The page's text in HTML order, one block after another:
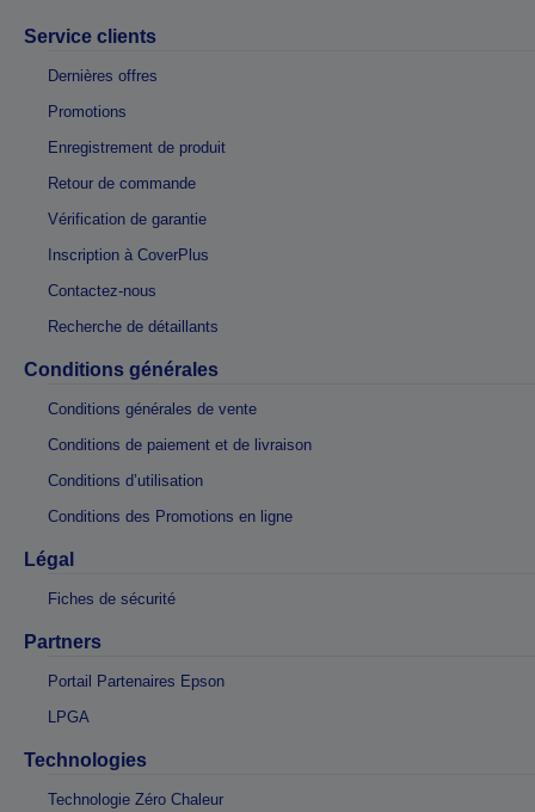
Service clients
Dernières offres
Promotions
Enregistrement de produit
Retour de commande
Vérification de garantie
Inscription à CoverPlus
Contactez-nous
Recherche de détaillants
Conditions générales
Conditions générales de vente
Conditions de paiement et de livraison
Conditions d’utilisation
Conditions des Promotions en ligne
Légal
Fiches de sécurité
Partners
Portail Partenaires Epson
LPGA
Technologies
Technologie Zéro Chaleur